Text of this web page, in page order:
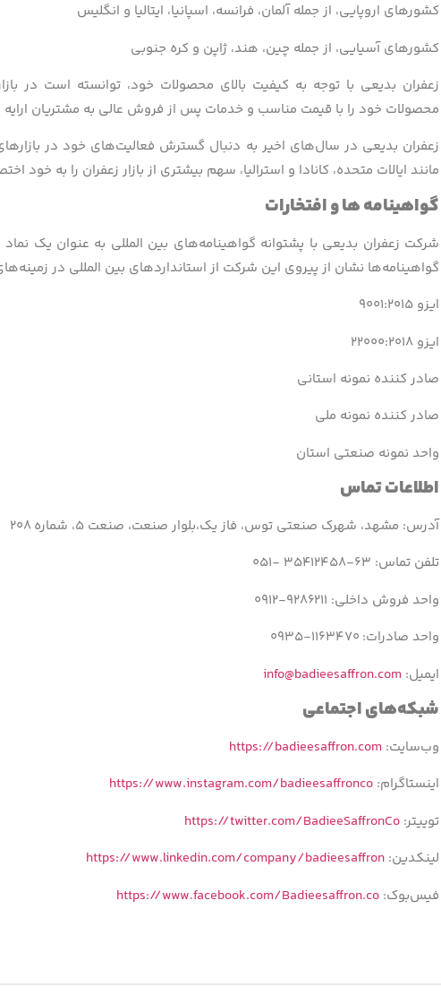
کشورهای اروپایی، از جمله آلمان، فرانسه، اسپانیا، ایتالیا و انگلیس
کشورهای آسیایی، از جمله چین، هند، ژاپن و کره جنوبی
زعفران بدیعی با توجه به کیفیت بالای محصولات خود، توانسته است در
محصولات خود را با قیمت مناسب و خدمات پس از فروش عالی به مشتریان
زعفران بدیعی در سال‌های اخیر به دنبال گسترش فعالیت‌های خود در
مانند ایالات متحده، کانادا و استرالیا، سهم بیشتری از بازار زعفران را به خود
گواهینامه­ ها و افتخارات
شرکت زعفران بدیعی با پشتوانه گواهینامه‌های بین المللی به عنوان یک
گواهینامه‌ها نشان از پیروی این شرکت از استانداردهای بین المللی در
ایزو ۹۰۰۱:۲۰۱۵
ایزو ۲۲۰۰۰:۲۰۱۸
صادر کننده نمونه استانی
صادر کننده نمونه ملی
واحد نمونه صنعتی استان
اطلاعات تماس
آدرس: مشهد، شهرک صنعتی توس، فاز یک،بلوار صنعت، صنعت ۵، شماره ۲۰۸
تلفن تماس: ۶۳-۳۵۴۱۲۴۵۸ -۰۵۱
واحد فروش داخلی: ۹۲۸۶۲۱۱-۰۹۱۲
واحد صادرات: ۱۱۶۳۴۷۰-۰۹۳۵
ایمیل: info@badieesaffron.com
شبکه‌­های اجتماعی
وب‌سایت: https://badieesaffron.com
اینستاگرام: https://www.instagram.com/badieesaffronco
توییتر: https://twitter.com/BadieeSaffronCo
لینکدین: https://www.linkedin.com/company/badieesaffron
فیس‌بوک: https://www.facebook.com/Badieesaffron.co